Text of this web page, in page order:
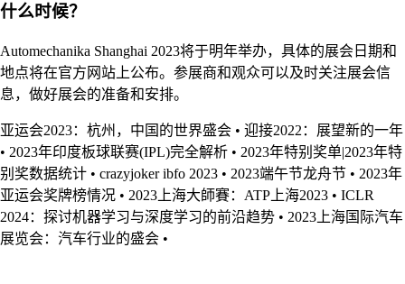
什么时候？
Automechanika Shanghai 2023将于明年举办，具体的展会日期和
地点将在官方网站上公布。参展商和观众可以及时关注展会信
息，做好展会的准备和安排。
亚运会2023：杭州，中国的世界盛会 • 迎接2022：展望新的一年
• 2023年印度板球联赛(IPL)完全解析 • 2023年特别奖单|2023年特
别奖数据统计 • crazyjoker ibfo 2023 • 2023端午节龙舟节 • 2023年
亚运会奖牌榜情况 • 2023上海大師賽：ATP上海2023 • ICLR
2024：探讨机器学习与深度学习的前沿趋势 • 2023上海国际汽车
展览会：汽车行业的盛会 •